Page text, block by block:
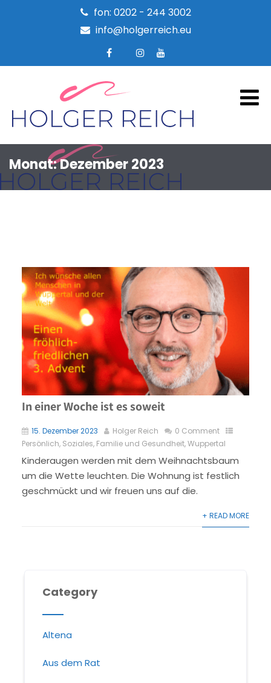
fon: 0202 - 244 3002
info@holgerreich.eu
Monat:Dezember 2023
In einer Woche ist es soweit
15. Dezember 2023 Holger Reich
0 Comment
Persönlich, Soziales, Familie und Gesundheit,Wuppertal
Kinderaugen werden mit dem Weihnachtsbaum
um die Wette leuchten. Die Wohnung ist festlich
geschmückt und wir freuen uns auf die.
+ READ MORE
Category
Altena
Aus dem Rat